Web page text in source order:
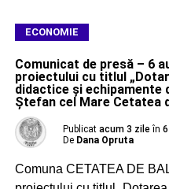
ECONOMIE
Comunicat de presă – 6
proiectului cu titlul
didactice şi echipamente
Ştefan cel Mare Cetatea
Publicat acum 3 zile în
De Dana Opruta
Comuna CETATEA DE